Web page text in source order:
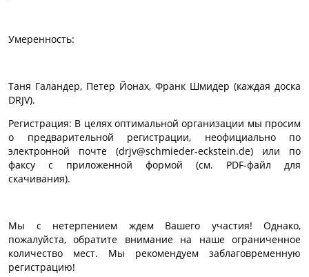
Умеренность:
Таня Галандер, Петер Йонах, Франк Шмидер (каждая доска
DRJV).
Регистрация: В целях оптимальной организации мы просим
о предварительной регистрации, неофициально по
электронной почте (drjv@schmieder-eckstein.de) или по
факсу с приложенной формой (см. PDF-файл для
скачивания).
Мы с нетерпением ждем Вашего участия! Однако,
пожалуйста, обратите внимание на наше ограниченное
количество мест. Мы рекомендуем заблаговременную
регистрацию!